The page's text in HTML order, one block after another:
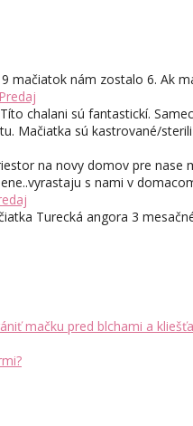
mačiatok nám zostalo 6. Ak
chalani sú fantastickí.
Mačiatka sú kastrované/
na novy domov pre
s nami v
Turecká angora 3
mačku pred blchami a